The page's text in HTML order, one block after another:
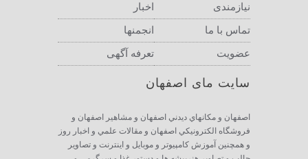
اخبار نیازمندی
انجمنها تماس با ما
تعرفه آگهی عضویت
سایت مای اصفهان
اصفهان و مكانهاي ديدني اصفهان و مشاهير اصفهان و
فروشگاه الكترونيكي اصفهان و مقالات علمي و اخبار روز
و همچنين آموزش كامپيوتر و موبايل و اينترنت و تصاوير